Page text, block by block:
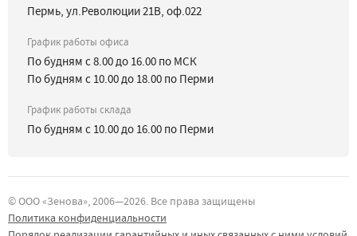
Пермь, ул.Революции 21В, оф.022
График работы офиса
По будням с 8.00 до 16.00 по МСК
По будням с 10.00 до 18.00 по Перми
График работы склада
По будням с 10.00 до 16.00 по Перми
©ООО «Зенова», 2006—2026. Все права защищены
Политика конфиденциальности